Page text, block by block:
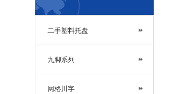
二手塑料托盘
九脚系列
网格川字